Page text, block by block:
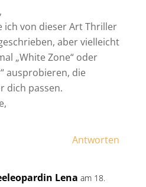
ich von dieser Art Thriller
aber vielleicht
„White Zone“ oder
ausprobieren, die
dich passen.
Antworten
Lena am 18.